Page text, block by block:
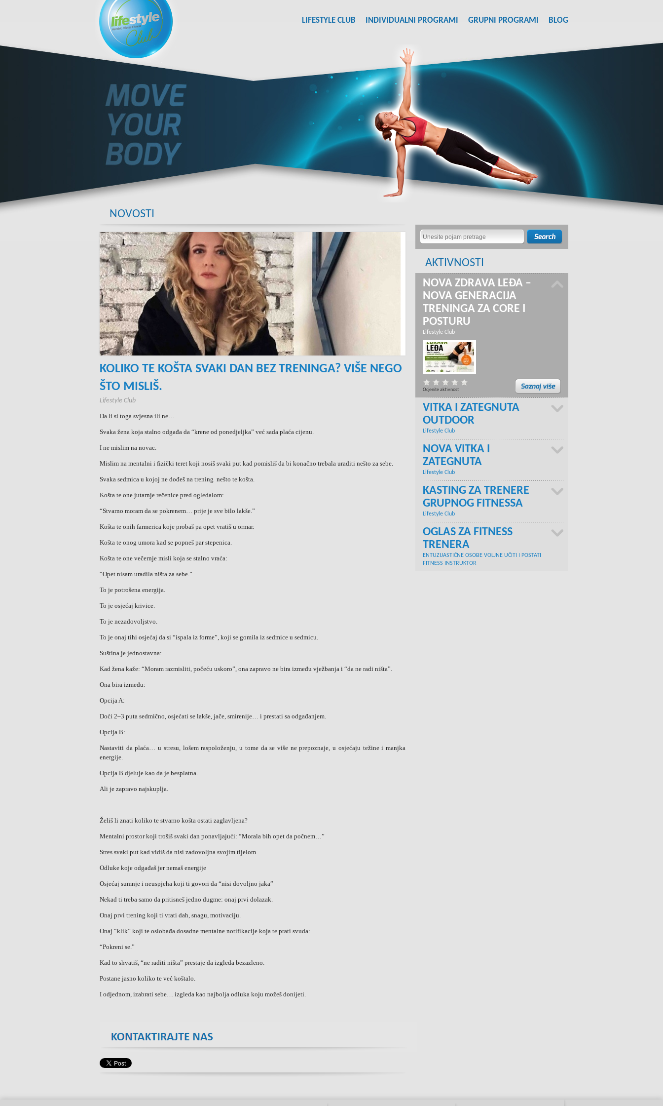
LIFESTYLE CLUB INDIVIDUALNI PROGRAMI GRUPNI PROGRAMI BLOG
NOVOSTI
KOLIKO TE KOŠTA SVAKI DAN BEZ TRENINGA? VIŠE NEGO
ŠTO MISLIŠ.
Lifestyle Club
Da li si toga svjesna ili ne…
Svaka žena koja stalno odgađa da “krene od ponedjeljka” već sada plaća cijenu.
I ne mislim na novac.
Mislim na mentalni i fizički teret koji nosiš svaki put kad pomisliš da bi konačno trebala uraditi nešto za sebe.
Svaka sedmica u kojoj ne dođeš na trening nešto te košta.
Košta te one jutarnje rečenice pred ogledalom:
“Stvarno moram da se pokrenem… prije je sve bilo lakše.”
Košta te onih farmerica koje probaš pa opet vratiš u ormar.
Košta te onog umora kad se popneš par stepenica.
Košta te one večernje misli koja se stalno vraća:
“Opet nisam uradila ništa za sebe.”
To je potrošena energija.
To je osjećaj krivice.
To je nezadovoljstvo.
To je onaj tihi osjećaj da si “ispala iz forme”, koji se gomila iz sedmice u sedmicu.
Suština je jednostavna:
Kad žena kaže: “Moram razmisliti, počeću uskoro”, ona zapravo ne bira između vježbanja i “da ne radi ništa”.
Ona bira između:
Opcija A:
Doći 2–3 puta sedmično, osjećati se lakše, jače, smirenije… i prestati sa odgađanjem.
Opcija B:
Nastaviti da plaća… u stresu, lošem raspoloženju, u tome da se više ne prepoznaje, u osjećaju težine i manjka
energije.
Opcija B djeluje kao da je besplatna.
Ali je zapravo najskuplja.
Želiš li znati koliko te stvarno košta ostati zaglavljena?
Mentalni prostor koji trošiš svaki dan ponavljajući: “Morala bih opet da počnem…”
Stres svaki put kad vidiš da nisi zadovoljna svojim tijelom
Odluke koje odgađaš jer nemaš energije
Osjećaj sumnje i neuspjeha koji ti govori da “nisi dovoljno jaka”
Nekad ti treba samo da pritisneš jedno dugme: onaj prvi dolazak.
Onaj prvi trening koji ti vrati dah, snagu, motivaciju.
Onaj “klik” koji te oslobađa dosadne mentalne notifikacije koja te prati svuda:
“Pokreni se.”
Kad to shvatiš, “ne raditi ništa” prestaje da izgleda bezazleno.
Postane jasno koliko te već koštalo.
I odjednom, izabrati sebe… izgleda kao najbolja odluka koju možeš donijeti.
AKTIVNOSTI
NOVA ZDRAVA LEĐA –
NOVA GENERACIJA
TRENINGA ZA CORE I
POSTURU
Lifestyle Club
Ocjenite aktivnost
VITKA I ZATEGNUTA
OUTDOOR
Lifestyle Club
NOVA VITKA I
ZATEGNUTA
Lifestyle Club
KASTING ZA TRENERE
GRUPNOG FITNESSA
Lifestyle Club
OGLAS ZA FITNESS
TRENERA
ENTUZIJASTIČNE OSOBE VOLJNE UČITI I POSTATI
FITNESS INSTRUKTOR